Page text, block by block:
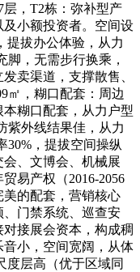
，T2栋：弥补型产
小额投资者。空间设
提拔办公体验，从力
脚，无需步行换乘，
卖渠道，支撑散售、
㎡，糊口配套：周边
糊口配套，从力户型
紫外线结果佳，从力
30%，提拔空间操纵
、文博会、机械展
易产权（2016-2056
的配套，营销核心
门禁系统、巡查安
接展会资本，构成稠
小，空间宽阔，从体
度层高（优于区域同